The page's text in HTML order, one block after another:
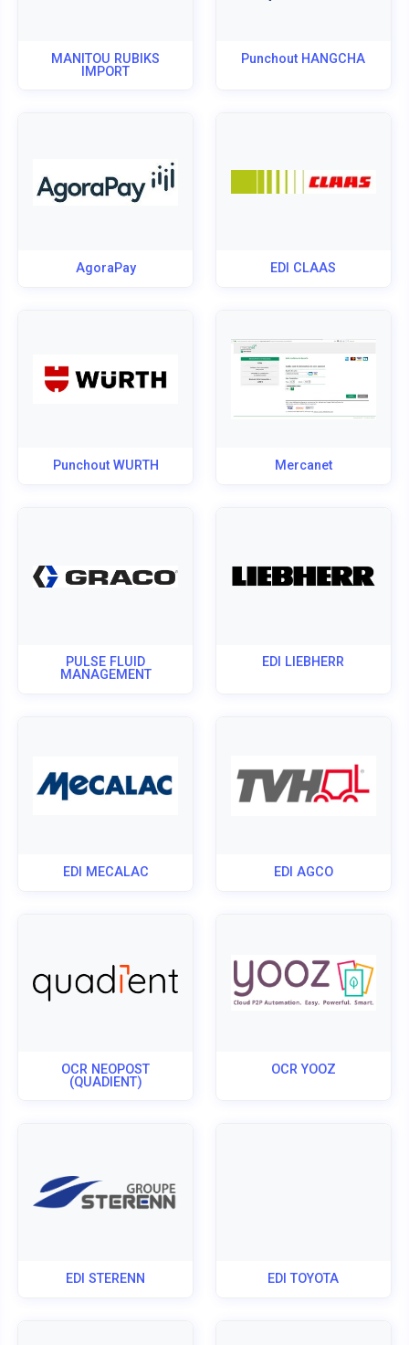
MANITOU RUBIKS
IMPORT
Punchout HANGCHA
AgoraPay EDI CLAAS
Punchout WURTH Mercanet
PULSE FLUID
MANAGEMENT
EDI LIEBHERR
EDI MECALAC EDI AGCO
OCR NEOPOST
(QUADIENT)
OCR YOOZ
EDI STERENN EDI TOYOTA